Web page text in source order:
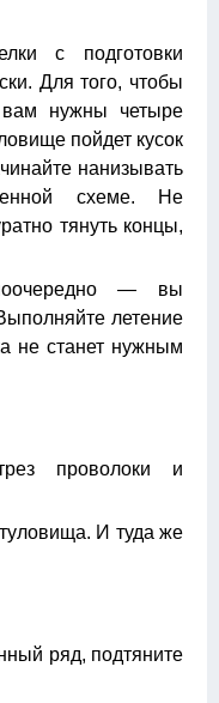
с подготовки
Для того, чтобы
нужны четыре
пойдет кусок
нанизывать
схеме. Не
тянуть концы,
— вы
летение
не станет нужным
проволоки и
И туда же
ряд, подтяните